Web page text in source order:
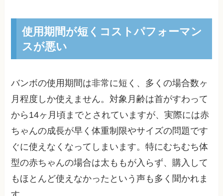
使用期間が短くコストパフォーマン
スが悪い
バンボの使用期間は非常に短く、多くの場合数ヶ
月程度しか使えません。対象月齢は首がすわって
から14ヶ月頃までとされていますが、実際には赤
ちゃんの成長が早く体重制限やサイズの問題です
ぐに使えなくなってしまいます。特にむちむち体
型の赤ちゃんの場合は太ももが入らず、購入して
もほとんど使えなかったという声も多く聞かれま